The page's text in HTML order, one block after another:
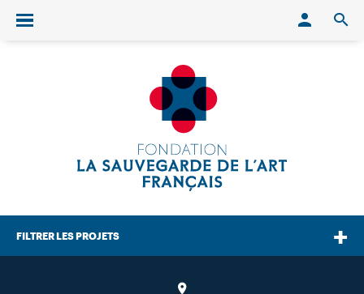
Ouvrir/fermer le menu
FILTRER LES PROJETS